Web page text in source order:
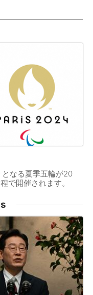
なる夏季五輪が20
で開催されます。